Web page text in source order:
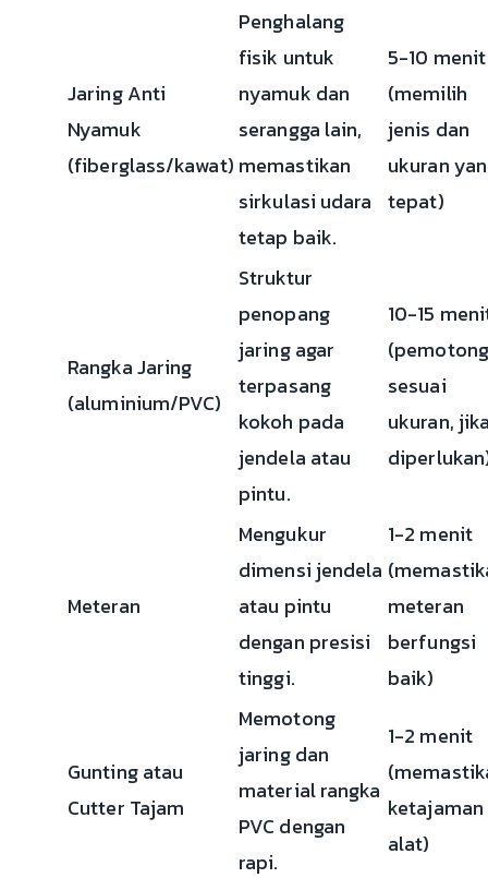
Jaring Anti
Nyamuk
(fiberglass/kawat)
Penghalang
fisik untuk
nyamuk dan
serangga lain,
memastikan
sirkulasi udara
tetap baik.
5-10 menit
(memilih
jenis dan
ukuran
tepat)
Rangka Jaring
(aluminium/PVC)
Struktur
penopang
jaring agar
terpasang
kokoh pada
jendela atau
pintu.
10-15
sesuai
ukuran,
Meteran
Mengukur
dimensi jendela
atau pintu
dengan presisi
tinggi.
1-2 menit
meteran
berfungsi
baik)
Gunting atau
Cutter Tajam
Memotong
jaring dan
material rangka
PVC dengan
rapi.
1-2 menit
ketajaman
alat)